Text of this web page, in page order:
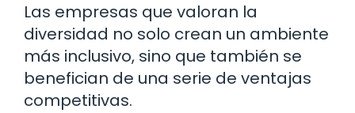
Las empresas que valoran la
diversidad no solo crean un ambiente
más inclusivo, sino que también se
benefician de una serie de ventajas
competitivas.